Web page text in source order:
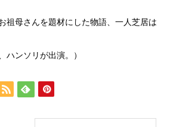
祖母さんを題材にした物語、一人芝居は
ハンソリが出演。）